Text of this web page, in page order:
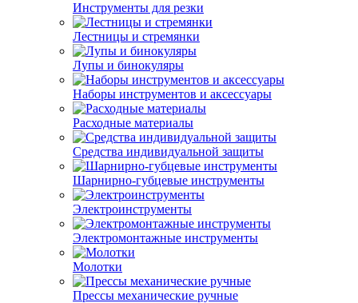
Инструменты для резки
Лестницы и стремянки
Лупы и бинокуляры
Наборы инструментов и аксессуары
Расходные материалы
Средства индивидуальной защиты
Шарнирно-губцевые инструменты
Электроинструменты
Электромонтажные инструменты
Молотки
Прессы механические ручные